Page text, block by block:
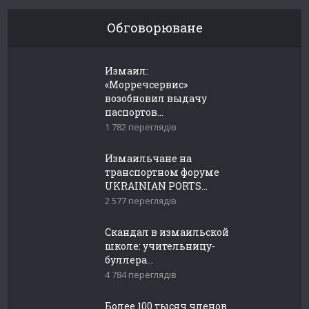
Обговорюване
Измаил:
«Морречсервис»
возобновил выдачу
паспортов...
1 782 переглядів
Измаильчане на
транспортном форуме
UKRAINIAN PORTS...
2 577 переглядів
Скандал в измаильской
школе: учительницу-
буллера...
4 784 переглядів
Более 100 тысяч членов